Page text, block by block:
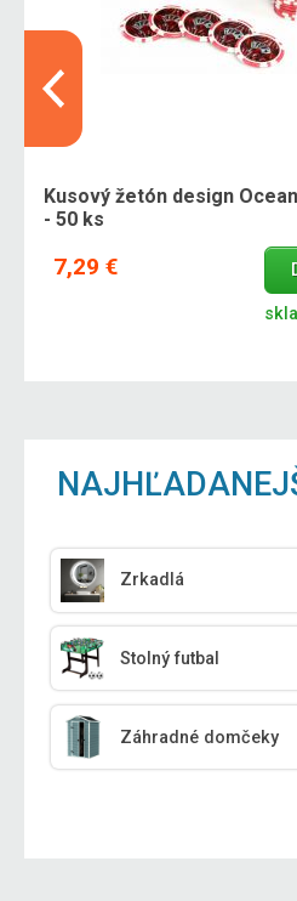
Kusový žetón design
- 50 ks
7,29 €
Zrkadlá
Stolný futbal
Záhradné domčeky